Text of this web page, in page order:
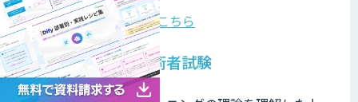
G検定について詳しくはこちら
E資格・基本情報技術者試験